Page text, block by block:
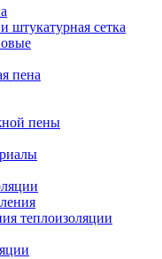
штукатурная сетка
пена
пены
теплоизоляции